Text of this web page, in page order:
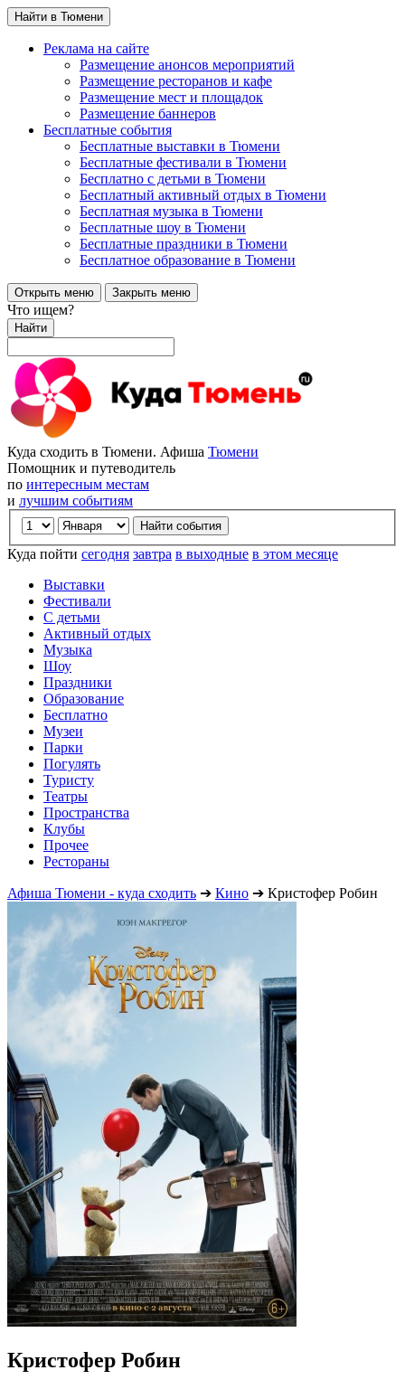
Найти в Тюмени
Реклама на сайте
Размещение анонсов мероприятий
Размещение ресторанов и кафе
Размещение мест и площадок
Размещение баннеров
Бесплатные события
Бесплатные выставки в Тюмени
Бесплатные фестивали в Тюмени
Бесплатно с детьми в Тюмени
Бесплатный активный отдых в Тюмени
Бесплатная музыка в Тюмени
Бесплатные шоу в Тюмени
Бесплатные праздники в Тюмени
Бесплатное образование в Тюмени
Открыть меню Закрыть меню
Что ищем?
Найти
Куда сходить в Тюмени. Афиша Тюмени
Помощник и путеводитель
по интересным местам
и лучшим событиям
Куда пойти сегодня завтра в выходные в этом месяце
Выставки
Фестивали
С детьми
Активный отдых
Музыка
Шоу
Праздники
Образование
Бесплатно
Музеи
Парки
Погулять
Туристу
Театры
Пространства
Клубы
Прочее
Рестораны
Афиша Тюмени - куда сходить ➔ Кино ➔ Кристофер Робин
Кристофер Робин